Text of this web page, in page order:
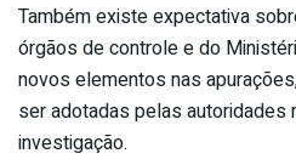
Também existe expectativa
órgãos de controle e do
novos elementos nas
ser adotadas pelas
investigação.